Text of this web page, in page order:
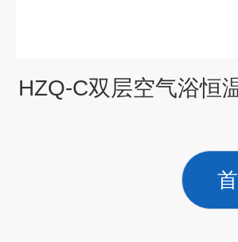
HZQ-C双层空气浴恒